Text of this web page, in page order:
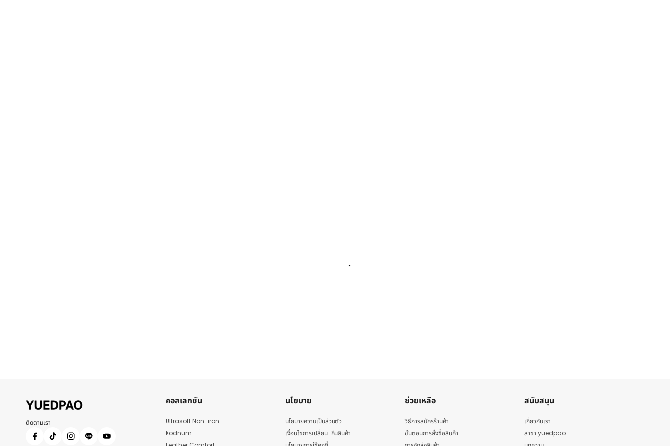
ติดตามเรา
คอลเลกชัน
Ultrasoft Non-iron
Kodnum
นโยบาย
นโยบายความเป็นส่วนตัว
เงื่อนไขการเปลี่ยน-คืนสินค้า
ช่วยเหลือ
วิธีการสมัครร้านค้า
ขั้นตอนการสั่งซื้อสินค้า
สนับสนุน
เกี่ยวกับเรา
สาขา yuedpao